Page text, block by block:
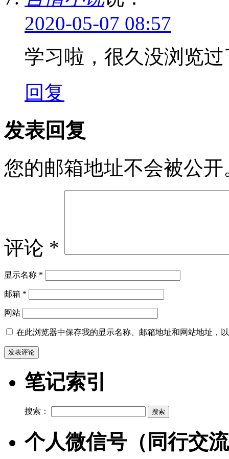
2020-05-07 08:57
学习啦，很久没浏览过
回复
发表回复
您的邮箱地址不会被公开
评论 *
显示名称 *
邮箱 *
网站
在此浏览器中保存我的显示名称、邮箱地址和网站地址，
笔记索引
搜索：
个人微信号（同行交